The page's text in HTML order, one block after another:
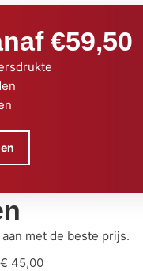
€59,50
met de beste prijs.
45,00